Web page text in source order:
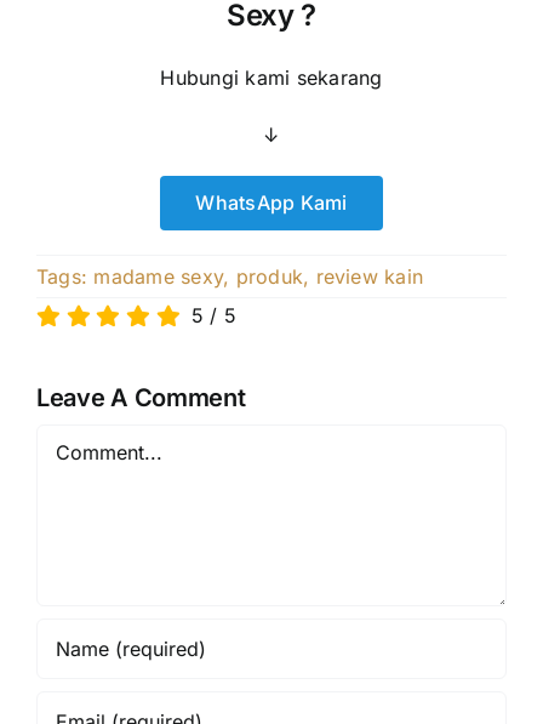
Sexy ?
Hubungi kami sekarang
↓
WhatsApp Kami
Tags: madame sexy, produk, review kain
5 / 5
Leave A Comment